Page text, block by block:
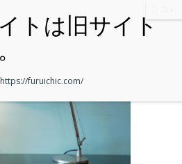
https://furuichic.com/